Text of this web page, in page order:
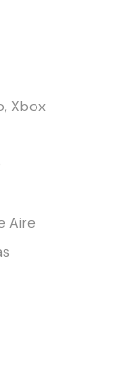
Xbox
Aire